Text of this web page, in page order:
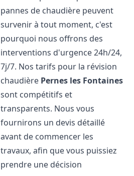
pannes de chaudière peuvent
survenir à tout moment, c'est
pourquoi nous offrons des
interventions d'urgence 24h/24,
7j/7. Nos tarifs pour la révision
chaudière Pernes les Fontaines
sont compétitifs et
transparents. Nous vous
fournirons un devis détaillé
avant de commencer les
travaux, afin que vous puissiez
prendre une décision